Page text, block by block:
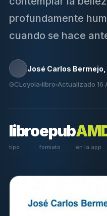
profundamente
cuando se hace
José Carlos
GCLoyola libro Actualizado 16
libro
tipo
epub
formato en la app